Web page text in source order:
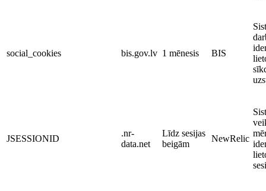
social_cookies bis.gov.lv 1 mēnesis BIS
JSESSIONID
.nr-
data.net
Līdz sesijas
beigām
NewRelic